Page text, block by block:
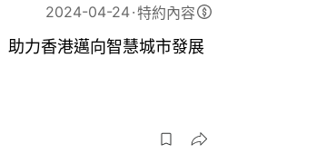
2024-04-24 特約內容
力香港邁向智慧城市發展